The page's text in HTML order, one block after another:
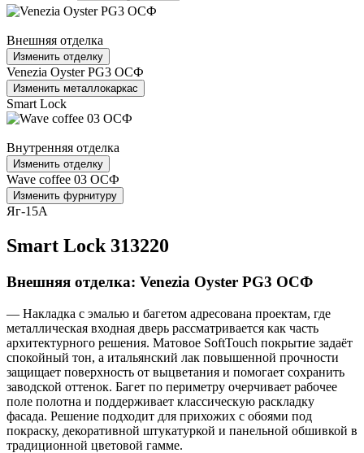
Внешняя отделка
Изменить отделку
Venezia Oyster PG3 ОСФ
Изменить металлокаркас
Smart Lock
Внутренняя отделка
Изменить отделку
Wave coffee 03 ОСФ
Изменить фурнитуру
Яг-15А
Smart Lock 313220
Внешняя отделка: Venezia Oyster PG3 ОСФ
— Накладка с эмалью и багетом адресована проектам, где
металлическая входная дверь рассматривается как часть
архитектурного решения. Матовое SoftTouch покрытие задаёт
спокойный тон, а итальянский лак повышенной прочности
защищает поверхность от выцветания и помогает сохранить
заводской оттенок. Багет по периметру очерчивает рабочее
поле полотна и поддерживает классическую раскладку
фасада. Решение подходит для прихожих с обоями под
покраску, декоративной штукатуркой и панельной обшивкой в
традиционной цветовой гамме.